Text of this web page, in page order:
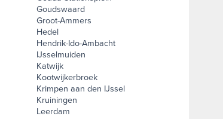
Goudswaard
Groot-Ammers
Hedel
Hendrik-Ido-Ambacht
IJsselmuiden
Katwijk
Kootwijkerbroek
Krimpen aan den IJssel
Kruiningen
Leerdam